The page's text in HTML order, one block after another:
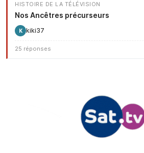
HISTOIRE DE LA TÉLÉVISION
Nos Ancêtres précurseurs
K kiki37
25 réponses